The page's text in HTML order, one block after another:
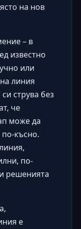
на нов
– в
известно
или
линия
струва без
че
може да
късно.
по-
решенията
е